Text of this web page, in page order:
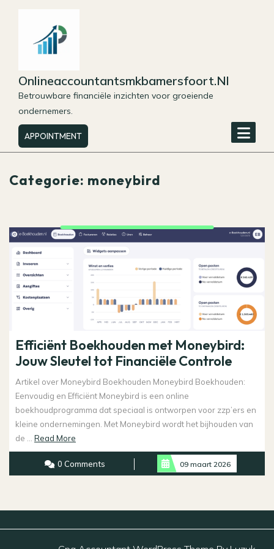
Onlineaccountantsmkbamersfoort.nl
Betrouwbare financiële inzichten voor groeiende
ondernemers.
APPOINTMENT
Categorie: moneybird
Efficiënt Boekhouden met Moneybird:
Jouw Sleutel tot Financiële Controle
Artikel over Moneybird Boekhouden Moneybird Boekhouden:
Eenvoudig en Efficiënt Moneybird is een online
boekhoudprogramma dat speciaal is ontworpen voor zzp’ers en
kleine ondernemingen. Met Moneybird wordt het bijhouden van
de ... Read More
More
0 Comments
09 maart 2026